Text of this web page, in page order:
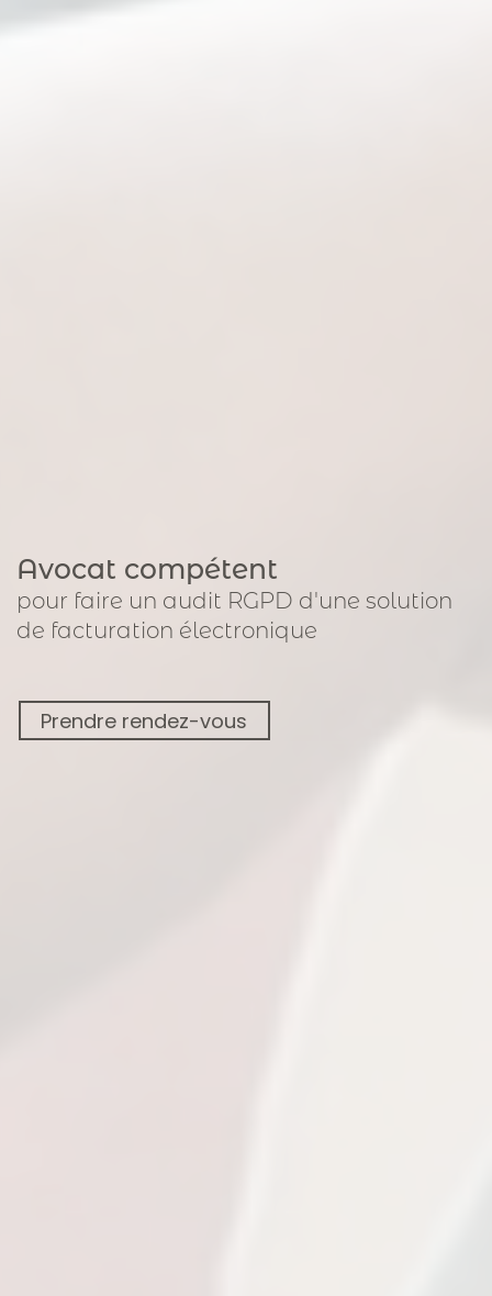
Avocat compétent
pour faire un audit RGPD d'une solution
de facturation électronique
Prendre rendez-vous